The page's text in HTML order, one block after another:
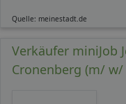
Quelle: meinestadt.de
Verkäufer miniJob
Cronenberg (m/ w/